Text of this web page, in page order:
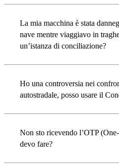
La mia macchina è stata
nave mentre viaggiavo in
un’istanza di conciliazione?
Ho una controversia nei
autostradale, posso usare il
Non sto ricevendo l’OTP
devo fare?